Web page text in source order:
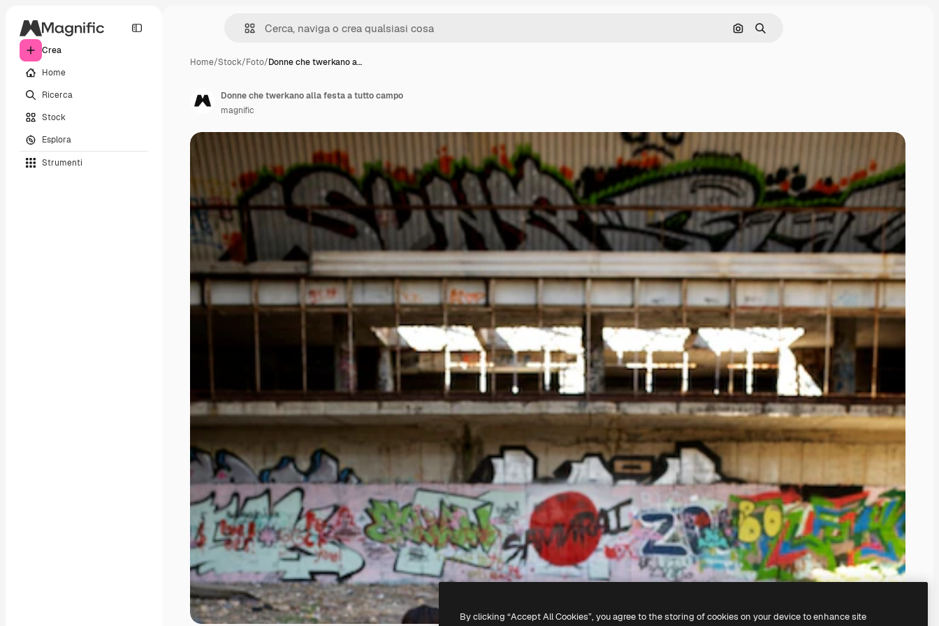
Crea
Home
Ricerca
Stock
Esplora
Strumenti
Cerca per immagine
Ricerca
Home/Stock/Foto/Donne che twerkano a…
Donne che twerkano alla festa a tutto campo
magnific
By clicking “Accept All Cookies”, you agree to the storing of cookies on your device to enhance site